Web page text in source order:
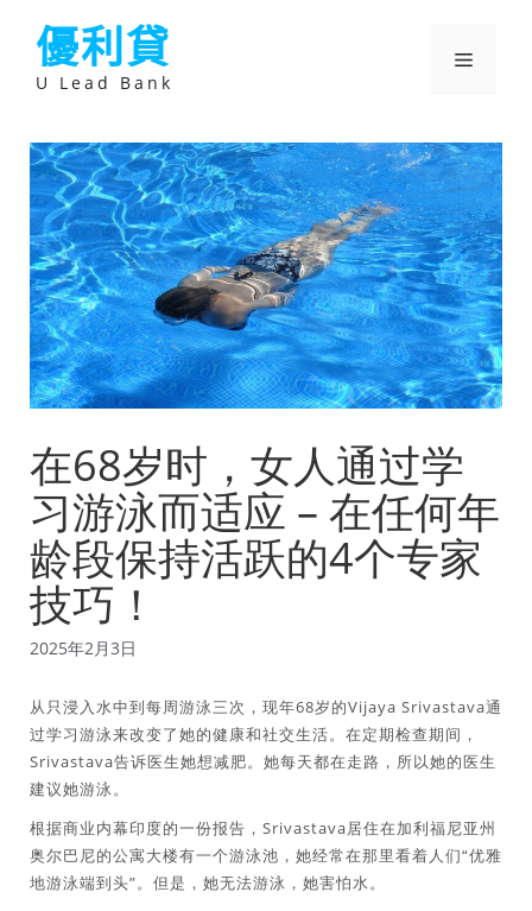
優利貸
U Lead Bank
選
在68岁时，女人通过学
习游泳而适应 – 在任何年
龄段保持活跃的4个专家
技巧！
2025年2月3日
从只浸入水中到每周游泳三次，现年68岁的Vijaya Srivastava通
过学习游泳来改变了她的健康和社交生活。在定期检查期间，
Srivastava告诉医生她想减肥。她每天都在走路，所以她的医生
建议她游泳。
根据商业内幕印度的一份报告，Srivastava居住在加利福尼亚州
奥尔巴尼的公寓大楼有一个游泳池，她经常在那里看着人们“优雅
地游泳端到头”。但是，她无法游泳，她害怕水。